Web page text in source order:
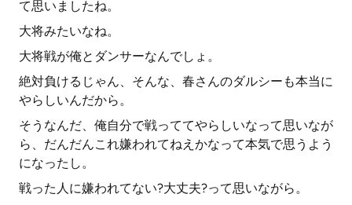
て思いましたね。
大将みたいなね。
大将戦が俺とダンサーなんでしょ。
絶対負けるじゃん、そんな、春さんのダルシーも本当に
やらしいんだから。
そうなんだ、俺自分で戦っててやらしいなって思いなが
ら、だんだんこれ嫌われてねえかなって本気で思うよう
になったし。
戦った人に嫌われてない?大丈夫?って思いながら。